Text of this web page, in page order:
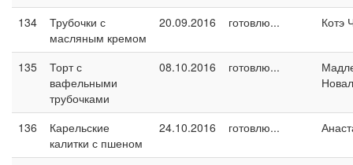
134
Трубочки с
масляным кремом
20.09.2016 готовлю... Котэ
135
Торт с
вафельными
трубочками
08.10.2016 готовлю...
136
Карельские
калитки с пшеном
24.10.2016 готовлю...